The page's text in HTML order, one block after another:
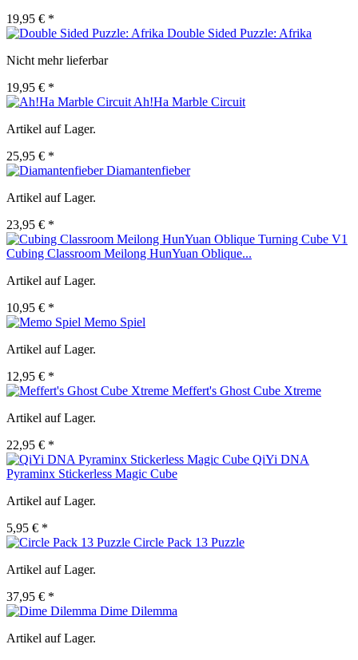
19,95 € *
Double Sided Puzzle: Afrika
Nicht mehr lieferbar
19,95 € *
Ah!Ha Marble Circuit
Artikel auf Lager.
25,95 € *
Diamantenfieber
Artikel auf Lager.
23,95 € *
Cubing Classroom Meilong HunYuan Oblique...
Artikel auf Lager.
10,95 € *
Memo Spiel
Artikel auf Lager.
12,95 € *
Meffert's Ghost Cube Xtreme
Artikel auf Lager.
22,95 € *
QiYi DNA
Pyraminx Stickerless Magic Cube
Artikel auf Lager.
5,95 € *
Circle Pack 13 Puzzle
Artikel auf Lager.
37,95 € *
Dime Dilemma
Artikel auf Lager.